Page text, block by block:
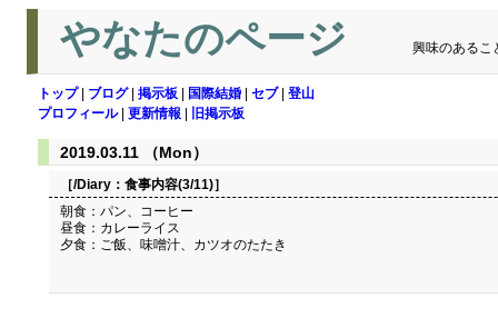
やなたのページ 興味のあるこ
トップ| ブログ| 掲示板 国際結婚 セブ| 登山
プロフィール| 更新情報 旧掲示板
2019.03.11 （Mon）
［/Diary： 食事内容(3/11)］
朝食：パン、コーヒー
昼食：カレーライス
夕食：ご飯、味噌汁、カツオのたたき